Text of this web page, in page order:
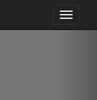
Een
losse